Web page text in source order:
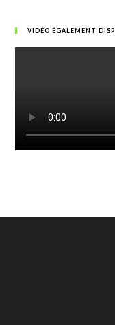
VIDÉO ÉGALEMENT